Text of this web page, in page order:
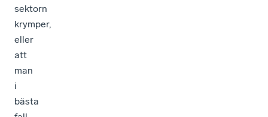
sektorn
krymper,
eller
att
man
i
bästa